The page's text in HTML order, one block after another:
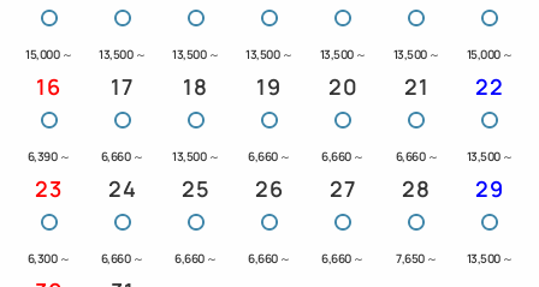
15,000 ～ 13,500 ～ 13,500 ～ 13,500 ～ 13,500 ～ 13,500 ～ 15,000 ～
16
6,390 ～
17
6,660 ～
18
13,500 ～
19
6,660 ～
20
6,660 ～
21
6,660 ～
22
13,500 ～
23
6,300 ～
24
6,660 ～
25
6,660 ～
26
6,660 ～
27
6,660 ～
28
7,650 ～
29
13,500 ～